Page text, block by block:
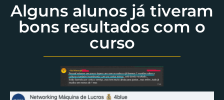
Alguns alunos já tiveram
bons resultados com o
curso